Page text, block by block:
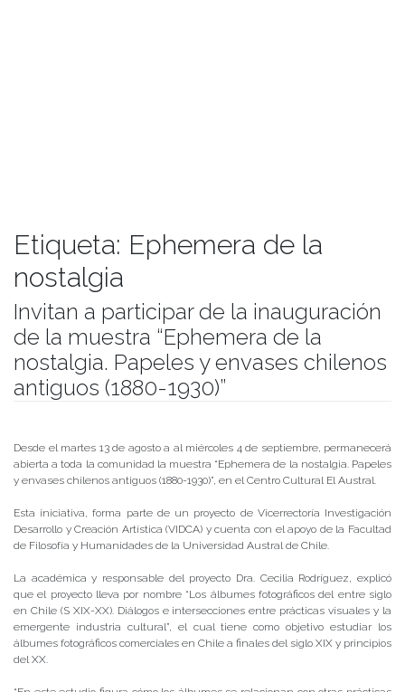
Etiqueta: Ephemera de la
nostalgia
Invitan a participar de la inauguración
de la muestra “Ephemera de la
nostalgia. Papeles y envases chilenos
antiguos (1880-1930)”
Desde el martes 13 de agosto a al miércoles 4 de septiembre, permanecerá
abierta a toda la comunidad la muestra “Ephemera de la nostalgia. Papeles
y envases chilenos antiguos (1880-1930)”, en el Centro Cultural El Austral.
Esta iniciativa, forma parte de un proyecto de Vicerrectoría Investigación
Desarrollo y Creación Artística (VIDCA) y cuenta con el apoyo de la Facultad
de Filosofía y Humanidades de la Universidad Austral de Chile.
La académica y responsable del proyecto Dra. Cecilia Rodríguez, explicó
que el proyecto lleva por nombre “Los álbumes fotográficos del entre siglo
en Chile (S XIX-XX). Diálogos e intersecciones entre prácticas visuales y la
emergente industria cultural”, el cual tiene como objetivo estudiar los
álbumes fotográficos comerciales en Chile a finales del siglo XIX y principios
del XX.